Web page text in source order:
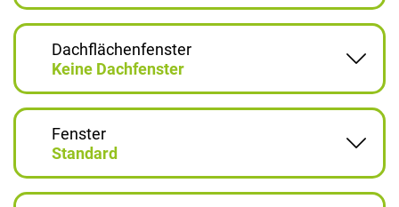
Dachflächenfenster
Keine Dachfenster
Fenster
Standard